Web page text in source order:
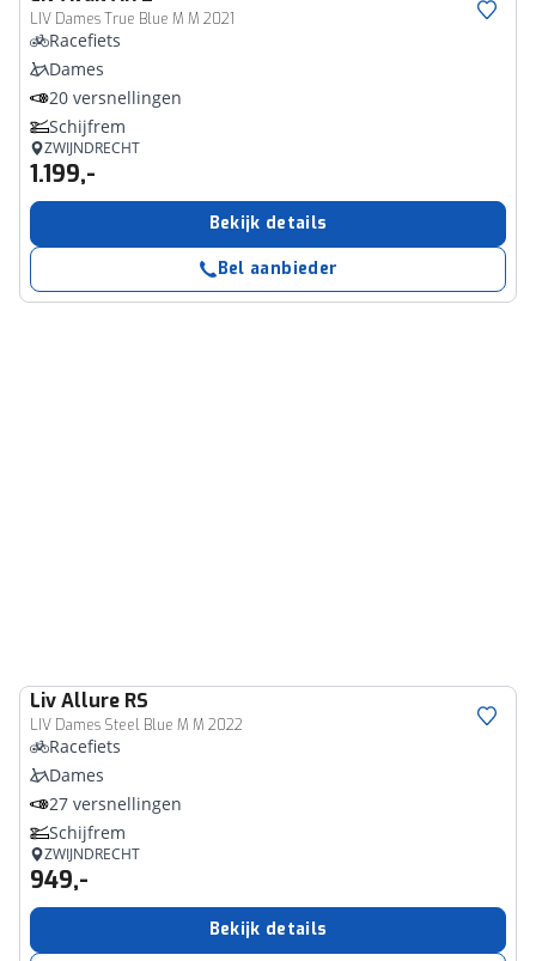
LIV Dames True Blue M M 2021
Racefiets
Dames
20 versnellingen
Schijfrem
ZWIJNDRECHT
1.199,-
Bekijk details
Bel aanbieder
LivAllure RS
LIV Dames Steel Blue M M 2022
Racefiets
Dames
27 versnellingen
Schijfrem
ZWIJNDRECHT
949,-
Bekijk details